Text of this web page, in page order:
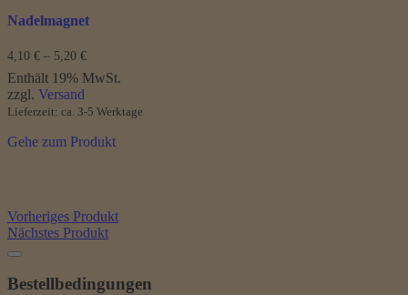
Nadelmagnet
4,10 € – 5,20 €Preisspanne:
bis
Enthält 19% MwSt.
zzgl. Versand
Lieferzeit: ca. 3-5 Werktage
Gehe zum Produkt
Vorheriges Produkt
Nächstes Produkt
Bestellbedingungen